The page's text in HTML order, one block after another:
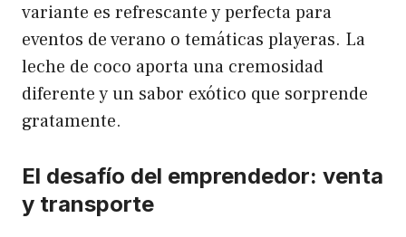
variante es refrescante y perfecta para
eventos de verano o temáticas playeras. La
leche de coco aporta una cremosidad
diferente y un sabor exótico que sorprende
gratamente.
El desafío del emprendedor: venta
y transporte